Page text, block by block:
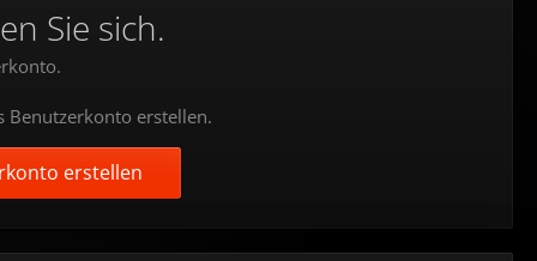
Sie sich.
Benutzerkonto erstellen.
erstellen